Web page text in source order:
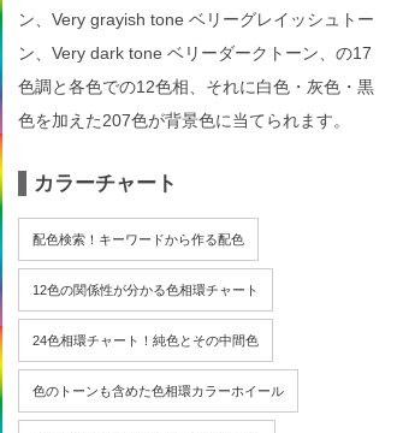
ン、Very grayish tone ベリーグレイッシュトー
ン、Very dark tone ベリーダークトーン、の17
色調と各色での12色相、それに白色・灰色・黒
色を加えた207色が背景色に当てられます。
カラーチャート
配色検索！キーワードから作る配色
12色の関係性が分かる色相環チャート
24色相環チャート！純色とその中間色
色のトーンも含めた色相環カラーホイール